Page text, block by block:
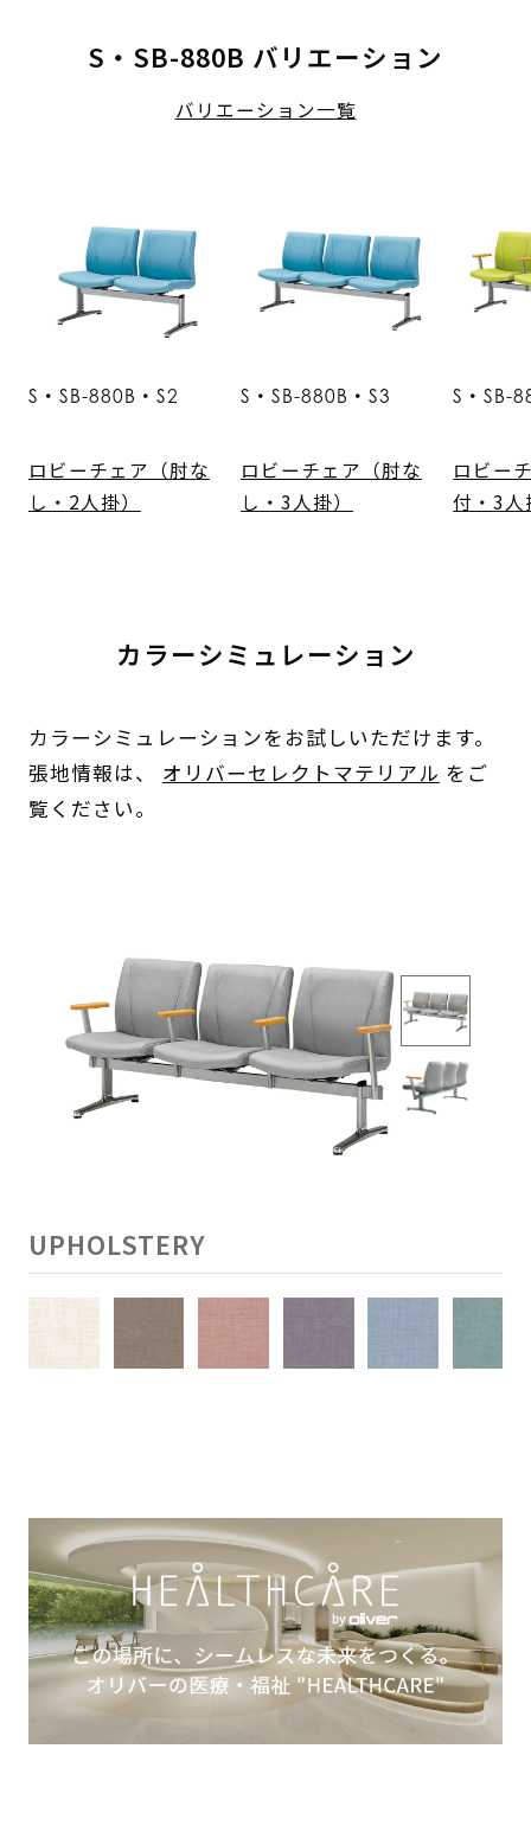
S・SB-880B バリエーション
バリエーション一覧
S・SB-880B・S2
ロビーチェア（肘な
し・2人掛）
S・SB-880B・S3
ロビーチェア（肘な
し・3人掛）
S・SB-
ロビー
付・3人
カラーシミュレーション
カラーシミュレーションをお試しいただけます。
張地情報は、 オリバーセレクトマテリアル をご
覧ください。
UPHOLSTERY